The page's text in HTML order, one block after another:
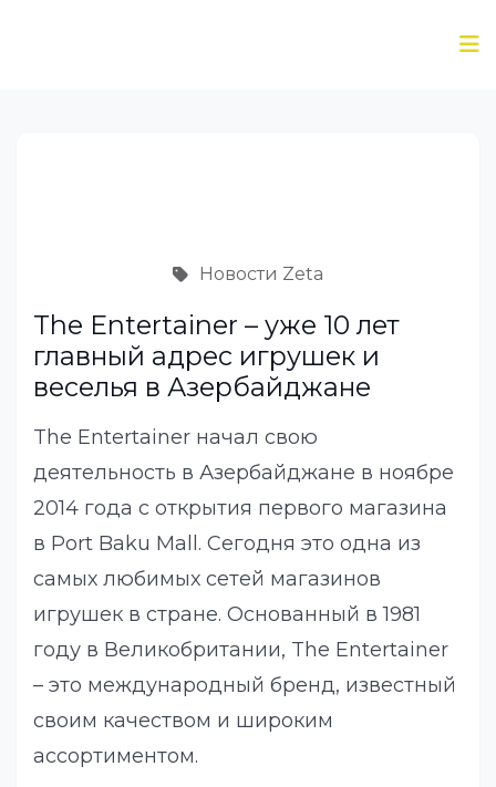
Новости Zeta
The Entertainer – уже 10 лет
главный адрес игрушек и
веселья в Азербайджане
The Entertainer начал свою
деятельность в Азербайджане в ноябре
2014 года с открытия первого магазина
в Port Baku Mall. Сегодня это одна из
самых любимых сетей магазинов
игрушек в стране. Основанный в 1981
году в Великобритании, The Entertainer
– это международный бренд, известный
своим качеством и широким
ассортиментом.